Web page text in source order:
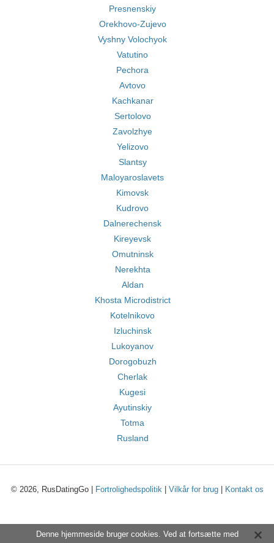
Presnenskiy
Orekhovo-Zujevo
Vyshny Volochyok
Vatutino
Pechora
Avtovo
Kachkanar
Sertolovo
Zavolzhye
Yelizovo
Slantsy
Maloyaroslavets
Kimovsk
Kudrovo
Dalnerechensk
Kireyevsk
Omutninsk
Nerekhta
Aldan
Khosta Microdistrict
Kotelnikovo
Izluchinsk
Lukoyanov
Dorogobuzh
Cherlak
Kugesi
Ayutinskiy
Totma
Rusland
© 2026, RusDatingGo | Fortrolighedspolitik| Vilkår for brug| Kontakt os
Denne hjemmeside bruger cookies. Ved at fortsætte med